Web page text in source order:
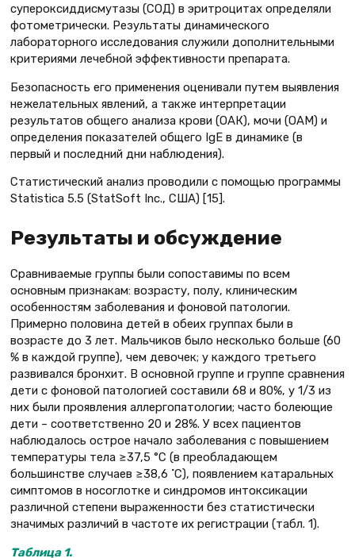
супероксиддисмутазы (СОД) в эритроцитах определяли
фотометрически. Результаты динамического
лабораторного исследования служили дополнительными
критериями лечебной эффективности препарата.
Безопасность его применения оценивали путем выявления
нежелательных явлений, а также интерпретации
результатов общего анализа крови (ОАК), мочи (ОАМ) и
определения показателей общего IgE в динамике (в
первый и последний дни наблюдения).
Статистический анализ проводили с помощью программы
Statistica 5.5 (StatSoft Inc., США) [15].
Результаты и обсуждение
Сравниваемые группы были сопоставимы по всем
основным признакам: возрасту, полу, клиническим
особенностям заболевания и фоновой патологии.
Примерно половина детей в обеих группах были в
возрасте до 3 лет. Мальчиков было несколько больше (60
% в каждой группе), чем девочек; у каждого третьего
развивался бронхит. В основной группе и группе сравнения
дети с фоновой патологией составили 68 и 80%, у 1/3 из
них были проявления аллергопатологии; часто болеющие
дети – соответственно 20 и 28%. У всех пациентов
наблюдалось острое начало заболевания с повышением
температуры тела ≥37,5 °С (в преобладающем
большинстве случаев ≥38,6 ˚С), появлением катаральных
симптомов в носоглотке и синдромов интоксикации
различной степени выраженности без статистически
значимых различий в частоте их регистрации (табл. 1).
Таблица 1.